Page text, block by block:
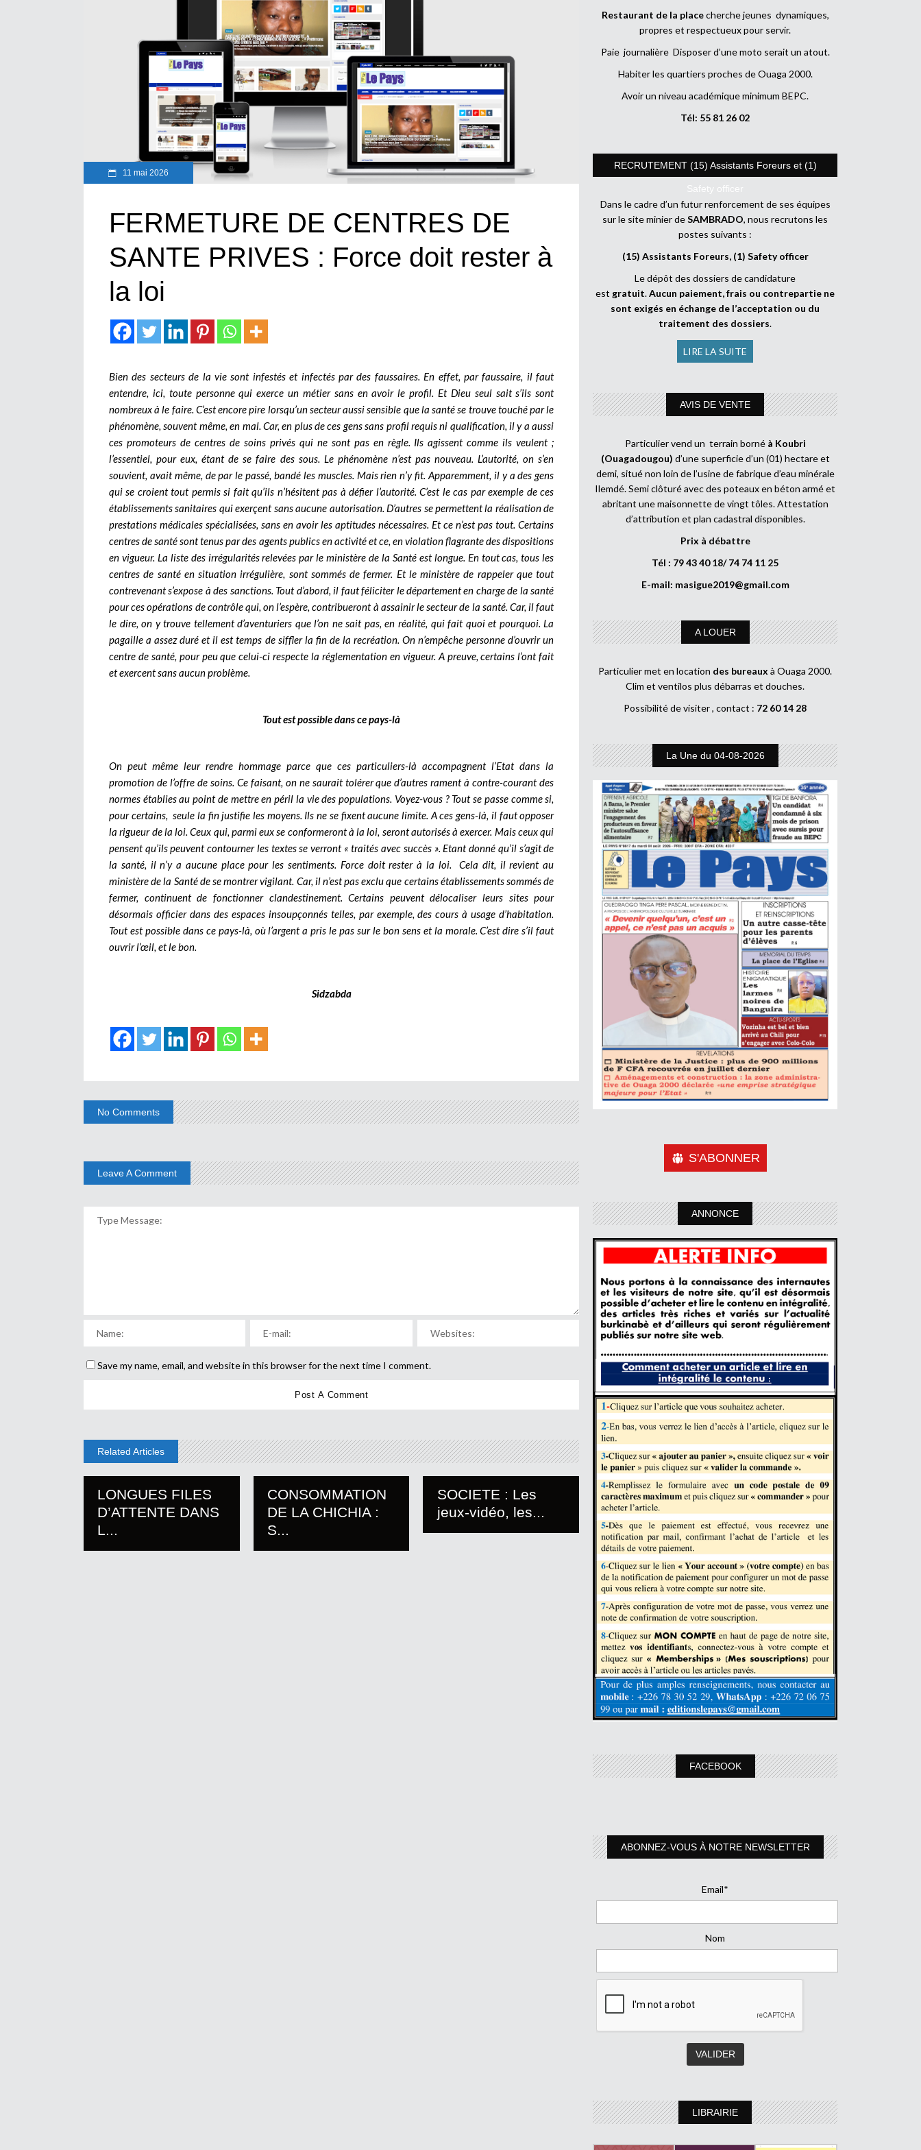
11 mai 2026
FERMETURE DE CENTRES DE
SANTE PRIVES : Force doit rester à
la loi
Bien des secteurs de la vie sont infestés et infectés par des faussaires. En effet, par faussaire, il faut
entendre, ici, toute personne qui exerce un métier sans en avoir le profil. Et Dieu seul sait s’ils sont
nombreux à le faire. C’est encore pire lorsqu’un secteur aussi sensible que la santé se trouve touché par le
phénomène, souvent même, en mal. Car, en plus de ces gens sans profil requis ni qualification, il y a aussi
ces promoteurs de centres de soins privés qui ne sont pas en règle. Ils agissent comme ils veulent ;
l’essentiel, pour eux, étant de se faire des sous. Le phénomène n’est pas nouveau. L’autorité, on s’en
souvient, avait même, de par le passé, bandé les muscles. Mais rien n’y fit. Apparemment, il y a des gens
qui se croient tout permis si fait qu’ils n’hésitent pas à défier l’autorité. C’est le cas par exemple de ces
établissements sanitaires qui exerçent sans aucune autorisation. D’autres se permettent la réalisation de
prestations médicales spécialisées, sans en avoir les aptitudes nécessaires. Et ce n’est pas tout. Certains
centres de santé sont tenus par des agents publics en activité et ce, en violation flagrante des dispositions
en vigueur. La liste des irrégularités relevées par le ministère de la Santé est longue. En tout cas, tous les
centres de santé en situation irrégulière, sont sommés de fermer. Et le ministère de rappeler que tout
contrevenant s’expose à des sanctions. Tout d’abord, il faut féliciter le département en charge de la santé
pour ces opérations de contrôle qui, on l’espère, contribueront à assainir le secteur de la santé. Car, il faut
le dire, on y trouve tellement d’aventuriers que l’on ne sait pas, en réalité, qui fait quoi et pourquoi. La
pagaille a assez duré et il est temps de siffler la fin de la recréation. On n’empêche personne d’ouvrir un
centre de santé, pour peu que celui-ci respecte la réglementation en vigueur. A preuve, certains l’ont fait
et exercent sans aucun problème.
Tout est possible dans ce pays-là
On peut même leur rendre hommage parce que ces particuliers-là accompagnent l’Etat dans la
promotion de l’offre de soins. Ce faisant, on ne saurait tolérer que d’autres rament à contre-courant des
normes établies au point de mettre en péril la vie des populations. Voyez-vous ? Tout se passe comme si,
pour certains, seule la fin justifie les moyens. Ils ne se fixent aucune limite. A ces gens-là, il faut opposer
la rigueur de la loi. Ceux qui, parmi eux se conformeront à la loi, seront autorisés à exercer. Mais ceux qui
pensent qu’ils peuvent contourner les textes se verront « traités avec succès ». Etant donné qu’il s’agit de
la santé, il n’y a aucune place pour les sentiments. Force doit rester à la loi.Cela dit, il revient au
ministère de la Santé de se montrer vigilant. Car, il n’est pas exclu que certains établissements sommés de
fermer, continuent de fonctionner clandestinement. Certains peuvent délocaliser leurs sites pour
désormais officier dans des espaces insoupçonnés telles, par exemple, des cours à usage d’habitation.
Tout est possible dans ce pays-là, où l’argent a pris le pas sur le bon sens et la morale. C’est dire s’il faut
ouvrir l’œil, et le bon.
Sidzabda
No Comments
Leave A Comment
Save my name, email, and website in this browser for the next time I comment.
Related Articles
LONGUES FILES
D’ATTENTE DANS
L...
CONSOMMATION
DE LA CHICHIA :
S...
SOCIETE : Les
jeux-vidéo, les...
Restaurant de la placecherche jeunes dynamiques,
propres et respectueux pour servir.
Paie journalière Disposer d’une moto serait un atout.
Habiter les quartiers proches de Ouaga 2000.
Avoir un niveau académique minimum BEPC.
Tél: 55 81 26 02
RECRUTEMENT (15) Assistants Foreurs et (1)
Safety officer
Dans le cadre d’un futur renforcement de ses équipes
sur le site minier deSAMBRADO, nous recrutons les
postes suivants :
(15) Assistants Foreurs, (1) Safety officer
Le dépôt des dossiers de candidature
est gratuit.Aucun paiement, frais ou contrepartie ne
sont exigés en échange de l’acceptation ou du
traitement des dossiers.
LIRE LA SUITE
AVIS DE VENTE
Particulier vend un terrain borné à Koubri
(Ouagadougou) d’une superficie d’un (01) hectare et
demi, situé non loin de l’usine de fabrique d’eau minérale
Ilemdé. Semi clôturé avec des poteaux en béton armé et
abritant une maisonnette de vingt tôles. Attestation
d’attribution et plan cadastral disponibles.
Prix à débattre
Tél : 79 43 40 18/ 74 74 11 25
E-mail: masigue2019@gmail.com
A LOUER
Particulier met en location des bureaux à Ouaga 2000.
Clim et ventilos plus débarras et douches.
Possibilité de visiter , contact : 72 60 14 28
La Une du 04-08-2026
S'ABONNER
ANNONCE
FACEBOOK
ABONNEZ-VOUS À NOTRE NEWSLETTER
Email*
Nom
LIBRAIRIE